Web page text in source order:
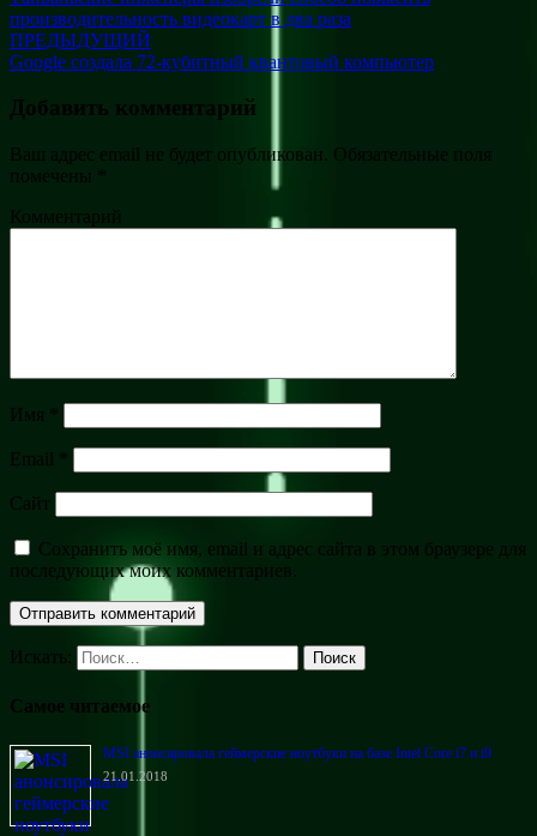
производительность видеокарт в два раза
ПРЕДЫДУЩИЙ
Google создала 72-кубитный квантовый компьютер
Добавить комментарий
Ваш адрес email не будет опубликован. Обязательные поля
помечены
Комментарий
Имя
Email
Сайт
Сохранить моё имя, email и адрес сайта в этом браузере для
последующих моих комментариев.
Искать: Поиск
Самое читаемое
MSI анонсировала геймерские ноутбуки на базе Intel Core i7 и i9
21.01.2018